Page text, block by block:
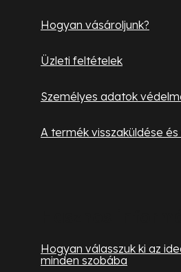
Hogyan vásároljunk?
Üzleti feltételek
Személyes adatok
A termék visszaküldése
Hogyan válasszuk ki az
minden szobába